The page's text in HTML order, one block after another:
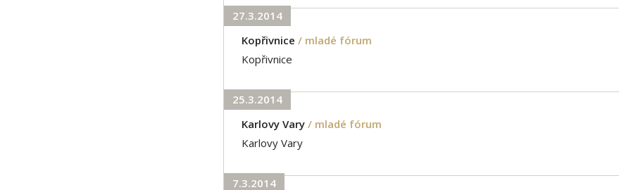
27.3.2014
Kopřivnice / mladé fórum
Kopřivnice
25.3.2014
Karlovy Vary / mladé fórum
Karlovy Vary
7.3.2014